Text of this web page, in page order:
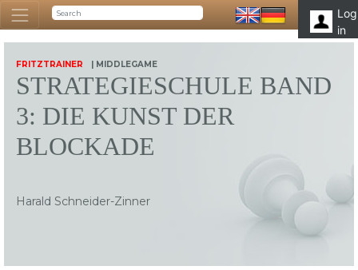
Log
in
FRITZTRAINER | MIDDLEGAME
STRATEGIESCHULE BAND
3: DIE KUNST DER
BLOCKADE
Harald Schneider-Zinner